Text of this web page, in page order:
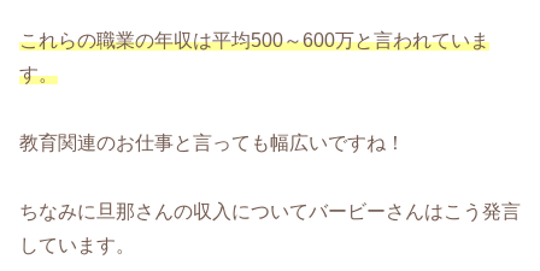
これらの職業の年収は平均500～600万と言われていま
す。
教育関連のお仕事と言っても幅広いですね！
ちなみに旦那さんの収入についてバービーさんはこう発言
しています。